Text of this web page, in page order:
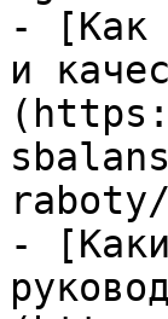
- [Как
и
-